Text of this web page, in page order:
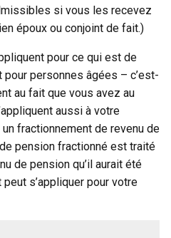
si vous les recevez
époux ou conjoint de fait.)
pour ce qui est de
personnes âgées – c’est-
au fait que vous avez au
aussi à votre
fractionnement de revenu de
pension fractionné est traité
de pension qu’il aurait été
s’appliquer pour votre